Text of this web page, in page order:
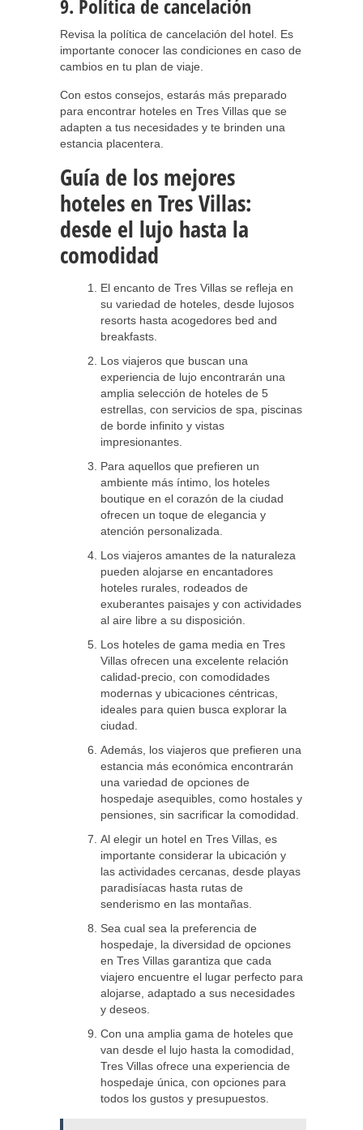
9. Política de cancelación
Revisa la política de cancelación del hotel. Es
importante conocer las condiciones en caso de
cambios en tu plan de viaje.
Con estos consejos, estarás más preparado
para encontrar hoteles en Tres Villas que se
adapten a tus necesidades y te brinden una
estancia placentera.
Guía de los mejores
hoteles en Tres Villas:
desde el lujo hasta la
comodidad
El encanto de Tres Villas se refleja en
su variedad de hoteles, desde lujosos
resorts hasta acogedores bed and
breakfasts.
Los viajeros que buscan una
experiencia de lujo encontrarán una
amplia selección de hoteles de 5
estrellas, con servicios de spa, piscinas
de borde infinito y vistas
impresionantes.
Para aquellos que prefieren un
ambiente más íntimo, los hoteles
boutique en el corazón de la ciudad
ofrecen un toque de elegancia y
atención personalizada.
Los viajeros amantes de la naturaleza
pueden alojarse en encantadores
hoteles rurales, rodeados de
exuberantes paisajes y con actividades
al aire libre a su disposición.
Los hoteles de gama media en Tres
Villas ofrecen una excelente relación
calidad-precio, con comodidades
modernas y ubicaciones céntricas,
ideales para quien busca explorar la
ciudad.
Además, los viajeros que prefieren una
estancia más económica encontrarán
una variedad de opciones de
hospedaje asequibles, como hostales y
pensiones, sin sacrificar la comodidad.
Al elegir un hotel en Tres Villas, es
importante considerar la ubicación y
las actividades cercanas, desde playas
paradisíacas hasta rutas de
senderismo en las montañas.
Sea cual sea la preferencia de
hospedaje, la diversidad de opciones
en Tres Villas garantiza que cada
viajero encuentre el lugar perfecto para
alojarse, adaptado a sus necesidades
y deseos.
Con una amplia gama de hoteles que
van desde el lujo hasta la comodidad,
Tres Villas ofrece una experiencia de
hospedaje única, con opciones para
todos los gustos y presupuestos.